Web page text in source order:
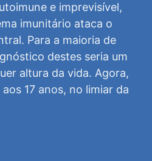
e imprevisível,
imunitário ataca o
Para a maioria de
destes seria um
altura da vida. Agora,
17 anos, no limiar da